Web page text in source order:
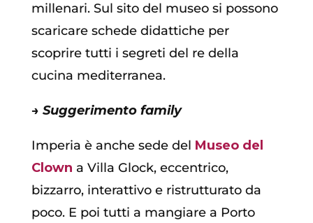
millenari. Sul sito del museo si possono
scaricare schede didattiche per
scoprire tutti i segreti del re della
cucina mediterranea.
→ Suggerimento family
Imperia è anche sede del Museo del
Clown a Villa Glock, eccentrico,
bizzarro, interattivo e ristrutturato da
poco. E poi tutti a mangiare a Porto